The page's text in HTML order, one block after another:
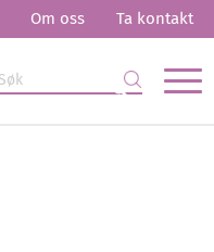
Om oss Ta kontakt